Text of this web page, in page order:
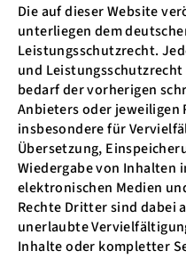
Die auf dieser Website
unterliegen dem
Leistungsschutzrecht.
und
bedarf der vorherigen
Anbieters oder jeweiligen
insbesondere für
Übersetzung,
Wiedergabe von Inhalten
elektronischen Medien
Rechte Dritter sind dabei
unerlaubte
Inhalte oder kompletter